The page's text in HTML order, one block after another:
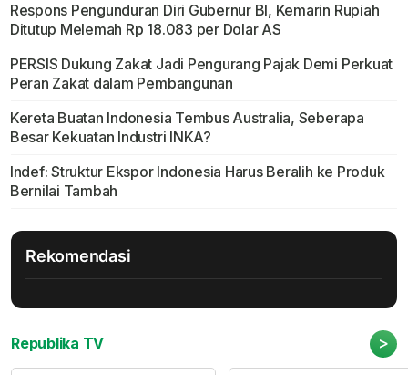
Respons Pengunduran Diri Gubernur BI, Kemarin Rupiah
Ditutup Melemah Rp 18.083 per Dolar AS
PERSIS Dukung Zakat Jadi Pengurang Pajak Demi Perkuat
Peran Zakat dalam Pembangunan
Kereta Buatan Indonesia Tembus Australia, Seberapa
Besar Kekuatan Industri INKA?
Indef: Struktur Ekspor Indonesia Harus Beralih ke Produk
Bernilai Tambah
Rekomendasi
Republika TV >